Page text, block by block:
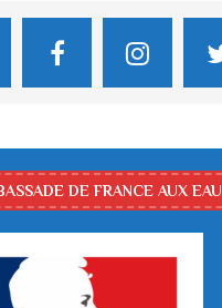
DE FRANCE AUX EAU